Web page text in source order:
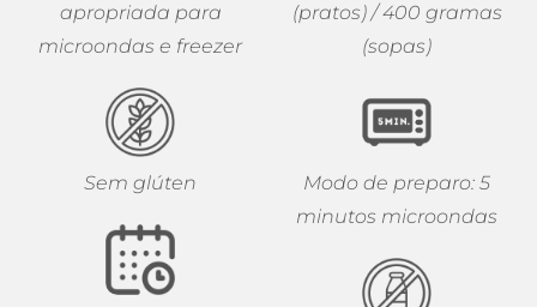
apropriada para
microondas e freezer
Sem glúten
(pratos) / 400 gramas
(sopas)
Modo de preparo: 5
minutos microondas